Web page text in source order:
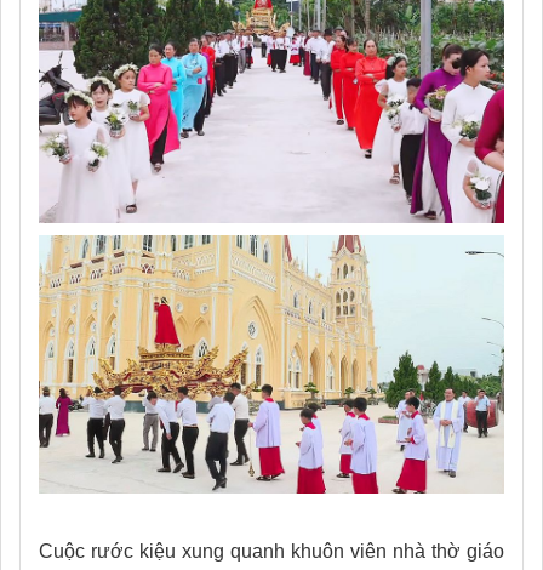
Cuộc rước kiệu xung quanh khuôn viên nhà thờ giáo